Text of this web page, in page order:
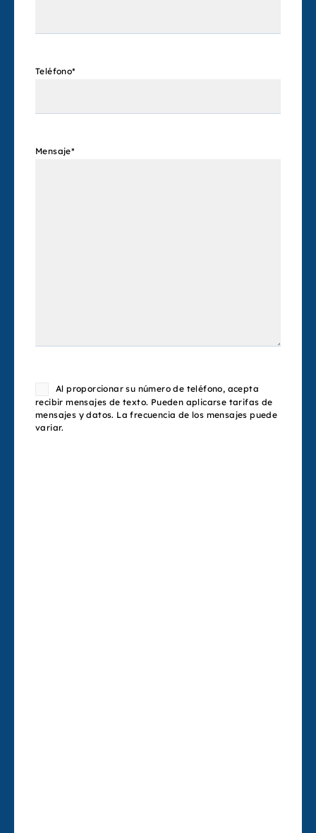
Teléfono*
Mensaje*
ConsentAl proporcionar su número de teléfono, acepta
recibir mensajes de texto. Pueden aplicarse tarifas de
mensajes y datos. La frecuencia de los mensajes puede
variar.